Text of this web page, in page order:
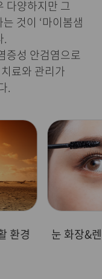
다양하지만 그
것이 ‘마이봄샘
.
증성 안검염으로
료와 관리가
.
환경 눈 화장&